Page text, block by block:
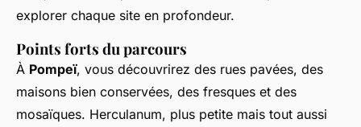
explorer chaque site en profondeur.
Points forts du parcours
À Pompeï, vous découvrirez des rues pavées, des
maisons bien conservées, des fresques et des
mosaïques. Herculanum, plus petite mais tout aussi